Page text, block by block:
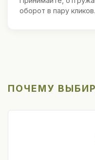
оборот в пару кликов.
ПОЧЕМУ